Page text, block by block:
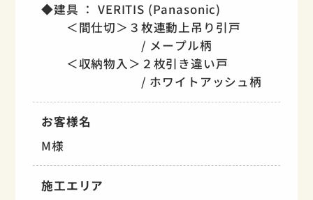
◆建具 ： VERITIS (Panasonic)
＜間仕切＞３枚連動上吊り引戸
/ メープル柄
＜収納物入＞２枚引き違い戸
/ ホワイトアッシュ柄
お客様名
M様
施工エリア